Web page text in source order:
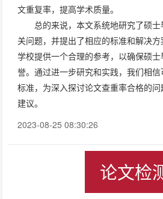
文重复率，提高学术质量。
总的来说，本文系统地研究了硕
关问题，并提出了相应的标准和解决
学校提供一个合理的参考，以确保硕
誉。通过进一步研究和实践，我们相
标准，为深入探讨论文查重率合格的
建议。
2023-08-25 08:30:26
论文检